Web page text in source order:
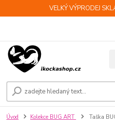
VELKÝ VÝPRODEJ
Úvod Kolekce BUG ART Taška